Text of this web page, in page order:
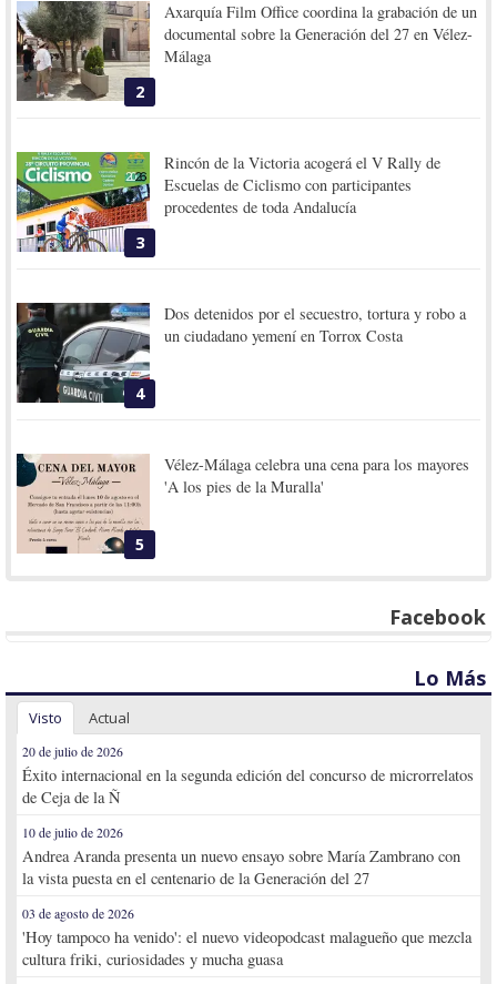
2
Axarquía Film Office coordina la grabación de un
documental sobre la Generación del 27 en Vélez-
Málaga
3
Rincón de la Victoria acogerá el V Rally de
Escuelas de Ciclismo con participantes
procedentes de toda Andalucía
4
Dos detenidos por el secuestro, tortura y robo a
un ciudadano yemení en Torrox Costa
5
Vélez-Málaga celebra una cena para los mayores
'A los pies de la Muralla'
Facebook
Lo Más
Visto Actual
20 de julio de 2026
Éxito internacional en la segunda edición del concurso de microrrelatos
de Ceja de la Ñ
10 de julio de 2026
Andrea Aranda presenta un nuevo ensayo sobre María Zambrano con
la vista puesta en el centenario de la Generación del 27
03 de agosto de 2026
'Hoy tampoco ha venido': el nuevo videopodcast malagueño que mezcla
cultura friki, curiosidades y mucha guasa